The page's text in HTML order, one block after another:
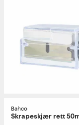
Bahco
Skrapeskjær rett